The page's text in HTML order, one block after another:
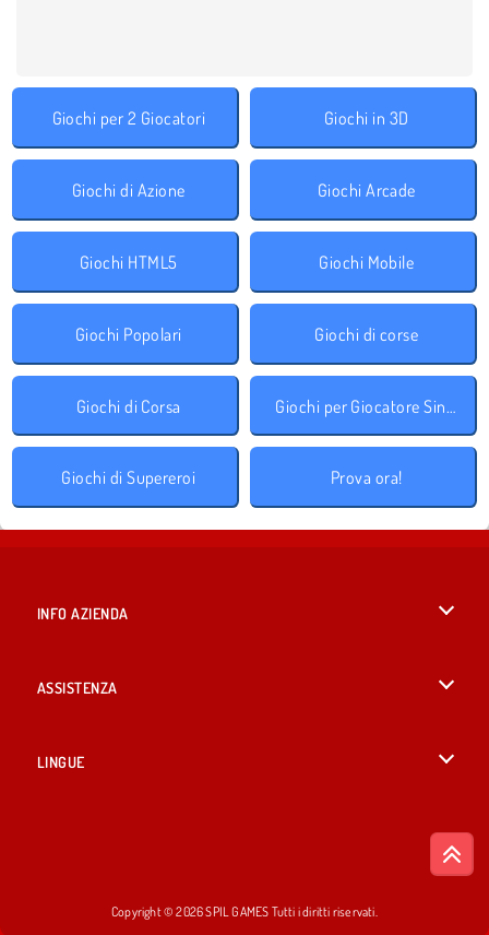
Giochi per 2 Giocatori Giochi in 3D
Giochi di Azione Giochi Arcade
Giochi HTML5 Giochi Mobile
Giochi Popolari Giochi di corse
Giochi di Corsa Giochi per Giocatore Singolo
Giochi di Supereroi Prova ora!
INFO AZIENDA
ASSISTENZA
LINGUE
Copyright © 2026 SPIL GAMES Tutti i diritti riservati.